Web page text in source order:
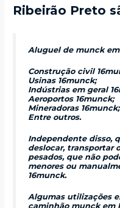
Ribeirão Preto
Aluguel de munck
Construção civil
Usinas 16munck;
Indústrias em geral
Aeroportos 16munck;
Mineradoras 16munck;
Entre outros.
Independente disso,
deslocar, transportar
pesados, que não
menores ou
16munck.
Algumas utilizações
caminhão munck em